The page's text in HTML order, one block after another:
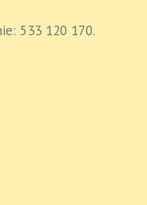
533 120 170.